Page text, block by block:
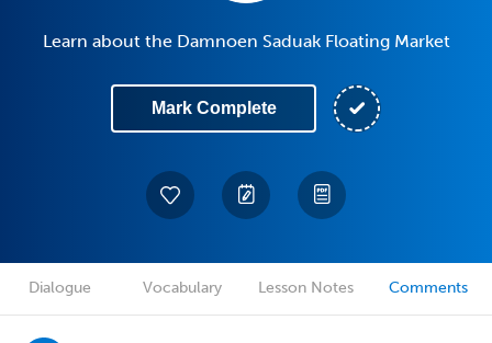
Learn about the Damnoen Saduak Floating Market
Mark Complete
Dialogue Vocabulary Lesson Notes Comments